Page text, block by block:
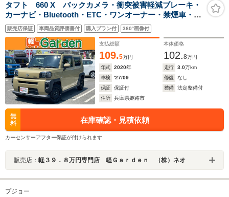
タフト 660 X バックカメラ・衝突被害軽減ブレーキ・
カーナビ・Bluetooth・ETC・ワンオーナー・禁煙車・フ
ルセグTV・CD/DVD再生・スマートキー&プッシュスター
ト・ベンチシート・ルームクリーニング
販売店保証 車両品質評価書付 購入プラン付 360°画像付
支払総額
109.5万円
本体価格
102.8万円
年式
2020年 走行 3.0万km
車検
'27/09 修復
なし
保証
保証付 整備
法定整備付
住所
兵庫県姫路市
無
料
在庫確認・見積依頼
カーセンサーアフター保証が付けられます
販売店： 軽３９．８万円専門店 軽Ｇａｒｄｅｎ （株）ネオ
プジョー